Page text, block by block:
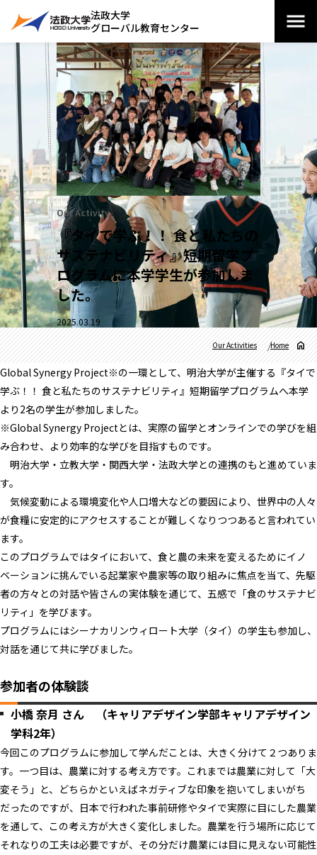
法政大学
グローバル教育センター
Our Activity
『タイで学ぶ！！ 食と私たちの
サステナビリティ』短期留学プ
ログラムに本学学生が参加しま
した。
2025.03.19
Home
Our Activities
Global Synergy Project※の一環として、明治大学が主催する『タイで
学ぶ！！ 食と私たちのサステナビリティ』短期留学プログラムへ本学
より2名の学生が参加しました。
※Global Synergy Projectとは、実際の留学とオンラインでの学びを組
み合わせ、より効率的な学びを目指すものです。
明治大学・立教大学・関西大学・法政大学との連携のもと進めていま
す。
気候変動による環境変化や人口増大などの要因により、世界中の人々
が食糧に安定的にアクセスすることが難しくなりつつあると言われてい
ます。
このプログラムではタイにおいて、食と農の未来を変えるためにイノ
ベーションに挑んでいる起業家や農家等の取り組みに焦点を当て、先駆
者の方々との対話や皆さんの実体験を通じて、五感で「食のサステナビ
リティ」を学びます。
プログラムにはシーナカリンウィロート大学（タイ）の学生も参加し、
対話を通じて共に学びました。
参加者の体験談
小橋 奈月 さん （キャリアデザイン学部キャリアデザイン
学科2年）
今回このプログラムに参加して学んだことは、大きく分けて２つありま
す。一つ目は、農業に対する考え方です。これまでは農業に対して「大
変そう」と、どちらかといえばネガティブな印象を抱いてしまいがち
だったのですが、日本で行われた事前研修やタイで実際に目にした農業
を通して、この考え方が大きく変化しました。農業を行う場所に応じて
それなりの工夫は必要ですが、その分だけ農業には目に見えない可能性